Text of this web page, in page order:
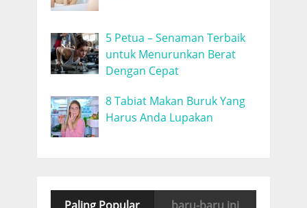
5 Petua – Senaman Terbaik
untuk Menurunkan Berat
Dengan Cepat
8 Tabiat Makan Buruk Yang
Harus Anda Lupakan